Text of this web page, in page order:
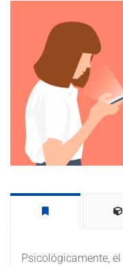
Psicológicamente, el